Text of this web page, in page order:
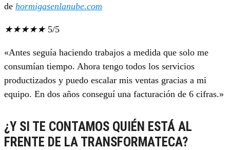
de hormigasenlanube.com
★★★★★ 5/5
«Antes seguía haciendo trabajos a medida que solo me
consumían tiempo. Ahora tengo todos los servicios
productizados y puedo escalar mis ventas gracias a mi
equipo. En dos años conseguí una facturación de 6 cifras.»
¿Y SI TE CONTAMOS QUIÉN ESTÁ AL
FRENTE DE LA TRANSFORMATECA?